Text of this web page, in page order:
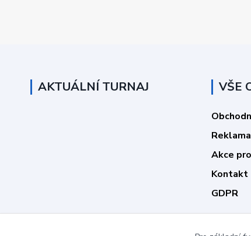
AKTUÁLNÍ TURNAJ VŠE
Akce
Kontakt
GDPR